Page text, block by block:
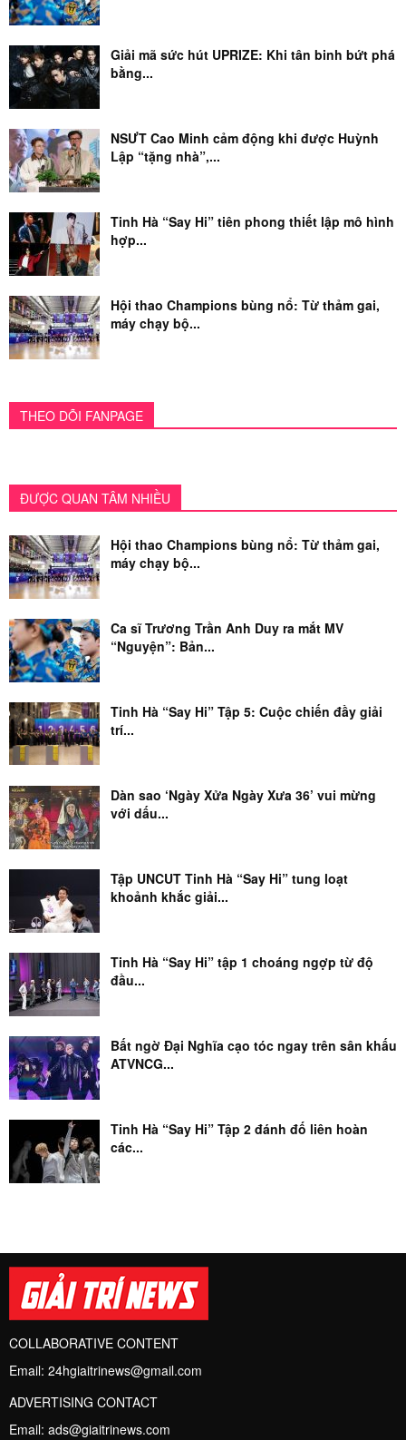
Giải mã sức hút UPRIZE: Khi tân binh bứt phá
bằng...
NSƯT Cao Minh cảm động khi được Huỳnh
Lập “tặng nhà”,...
Tinh Hà “Say Hi” tiên phong thiết lập mô hình
hợp...
Hội thao Champions bùng nổ: Từ thảm gai,
máy chạy bộ...
THEO DÕI FANPAGE
ĐƯỢC QUAN TÂM NHIỀU
Hội thao Champions bùng nổ: Từ thảm gai,
máy chạy bộ...
Ca sĩ Trương Trần Anh Duy ra mắt MV
“Nguyện”: Bản...
Tinh Hà “Say Hi” Tập 5: Cuộc chiến đầy giải
trí...
Dàn sao ‘Ngày Xửa Ngày Xưa 36’ vui mừng
với dấu...
Tập UNCUT Tinh Hà “Say Hi” tung loạt
khoảnh khắc giải...
Tinh Hà “Say Hi” tập 1 choáng ngợp từ độ
đầu...
Bất ngờ Đại Nghĩa cạo tóc ngay trên sân khấu
ATVNCG...
Tinh Hà “Say Hi” Tập 2 đánh đố liên hoàn
các...
COLLABORATIVE CONTENT
Email: 24hgiaitrinews@gmail.com
ADVERTISING CONTACT
Email: ads@giaitrinews.com